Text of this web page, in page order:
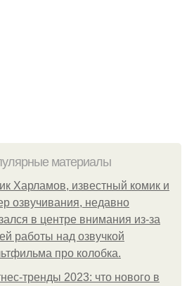
материалы
Харламов, известный комик и
озвучивания, недавно
в центре внимания из-за
работы над озвучкой
про колобка.
тренды 2023: что нового в